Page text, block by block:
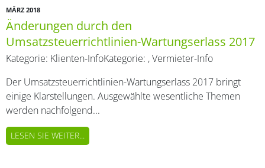
MÄRZ 2018
Änderungen durch den
Umsatzsteuerrichtlinien-Wartungserlass 2017
Kategorie: Klienten-InfoKategorie: ,Vermieter-Info
Der Umsatzsteuerrichtlinien-Wartungserlass 2017 bringt
einige Klarstellungen. Ausgewählte wesentliche Themen
werden nachfolgend...
LESEN SIE WEITER...